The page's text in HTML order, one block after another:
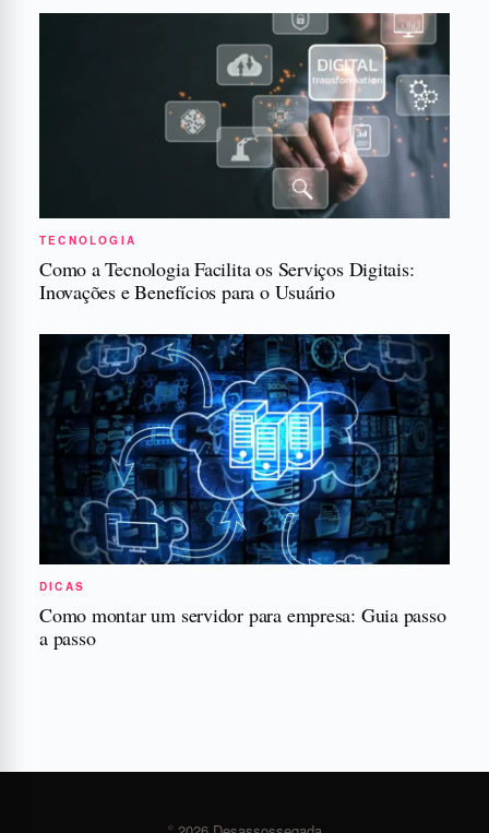
TECNOLOGIA
Como a Tecnologia Facilita os Serviços Digitais:
Inovações e Benefícios para o Usuário
DICAS
Como montar um servidor para empresa: Guia passo
a passo